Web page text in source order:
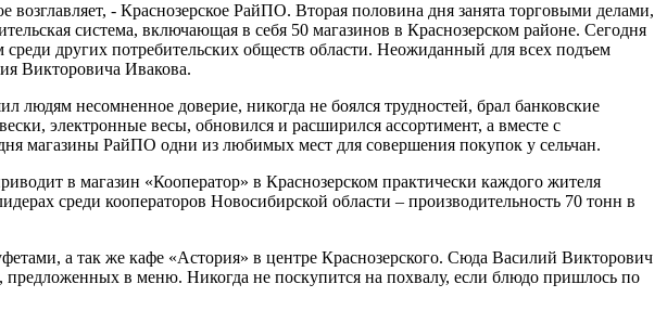
- Краснозерское РайПО. Вторая половина дня занята торговыми делами,
система, включающая в себя 50 магазинов в Краснозерском районе. Сегодня
среди других потребительских обществ области. Неожиданный для всех подъем
Викторовича Ивакова.
людям несомненное доверие, никогда не боялся трудностей, брал банковские
электронные весы, обновился и расширился ассортимент, а вместе с
магазины РайПО одни из любимых мест для совершения покупок у сельчан.
в магазин «Кооператор» в Краснозерском практически каждого жителя
среди кооператоров Новосибирской области – производительность 70 тонн в
а так же кафе «Астория» в центре Краснозерского. Сюда Василий Викторович
предложенных в меню. Никогда не поскупится на похвалу, если блюдо пришлось по